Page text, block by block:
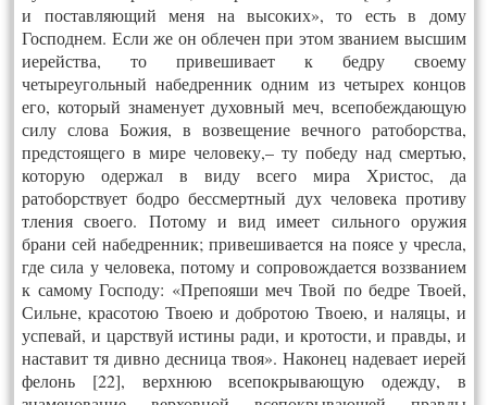
и поставляющий меня на высоких», то есть в дому
Господнем. Если же он облечен при этом званием высшим
иерейства, то привешивает к бедру своему
четыреугольный набедренник одним из четырех концов
его, который знаменует духовный меч, всепобеждающую
силу слова Божия, в возвещение вечного ратоборства,
предстоящего в мире человеку,– ту победу над смертью,
которую одержал в виду всего мира Христос, да
ратоборствует бодро бессмертный дух человека противу
тления своего. Потому и вид имеет сильного оружия
брани сей набедренник; привешивается на поясе у чресла,
где сила у человека, потому и сопровождается воззванием
к самому Господу: «Препояши меч Твой по бедре Твоей,
Сильне, красотою Твоею и добротою Твоею, и наляцы, и
успевай, и царствуй истины ради, и кротости, и правды, и
наставит тя дивно десница твоя». Наконец надевает иерей
фелонь [22], верхнюю всепокрывающую одежду, в